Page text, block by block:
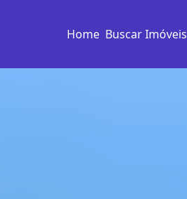
Home Buscar Imóveis